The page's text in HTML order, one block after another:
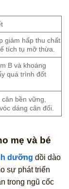
giảm hấp thu chất
tích tụ mỡ thừa.
B và khoáng
quá trình đốt
bền vững,
dáng cân đối.
mẹ và bé
dưỡng dồi dào
sự phát triển
trong ngũ cốc